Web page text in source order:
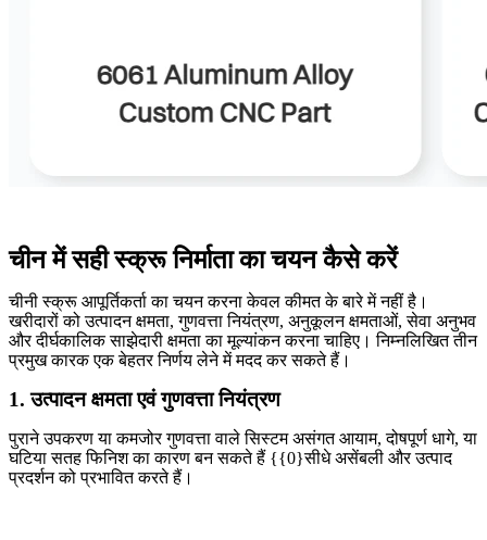
चीन में सही स्क्रू निर्माता का चयन कैसे करें
चीनी स्क्रू आपूर्तिकर्ता का चयन करना केवल कीमत के बारे में नहीं है।
खरीदारों को उत्पादन क्षमता, गुणवत्ता नियंत्रण, अनुकूलन क्षमताओं, सेवा अनुभव
और दीर्घकालिक साझेदारी क्षमता का मूल्यांकन करना चाहिए। निम्नलिखित तीन
प्रमुख कारक एक बेहतर निर्णय लेने में मदद कर सकते हैं।
1. उत्पादन क्षमता एवं गुणवत्ता नियंत्रण
पुराने उपकरण या कमजोर गुणवत्ता वाले सिस्टम असंगत आयाम, दोषपूर्ण धागे, या
घटिया सतह फिनिश का कारण बन सकते हैं {{0}सीधे असेंबली और उत्पाद
प्रदर्शन को प्रभावित करते हैं।